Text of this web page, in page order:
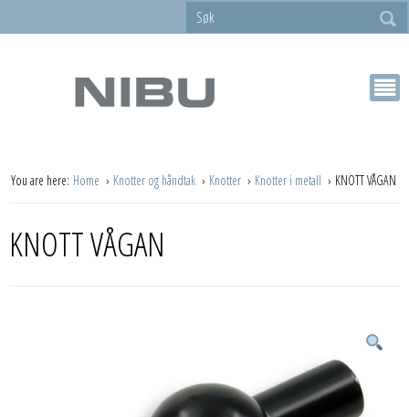
You are here: Home Knotter og håndtak Knotter Knotter i metall KNOTT VÅGAN
KNOTT VÅGAN